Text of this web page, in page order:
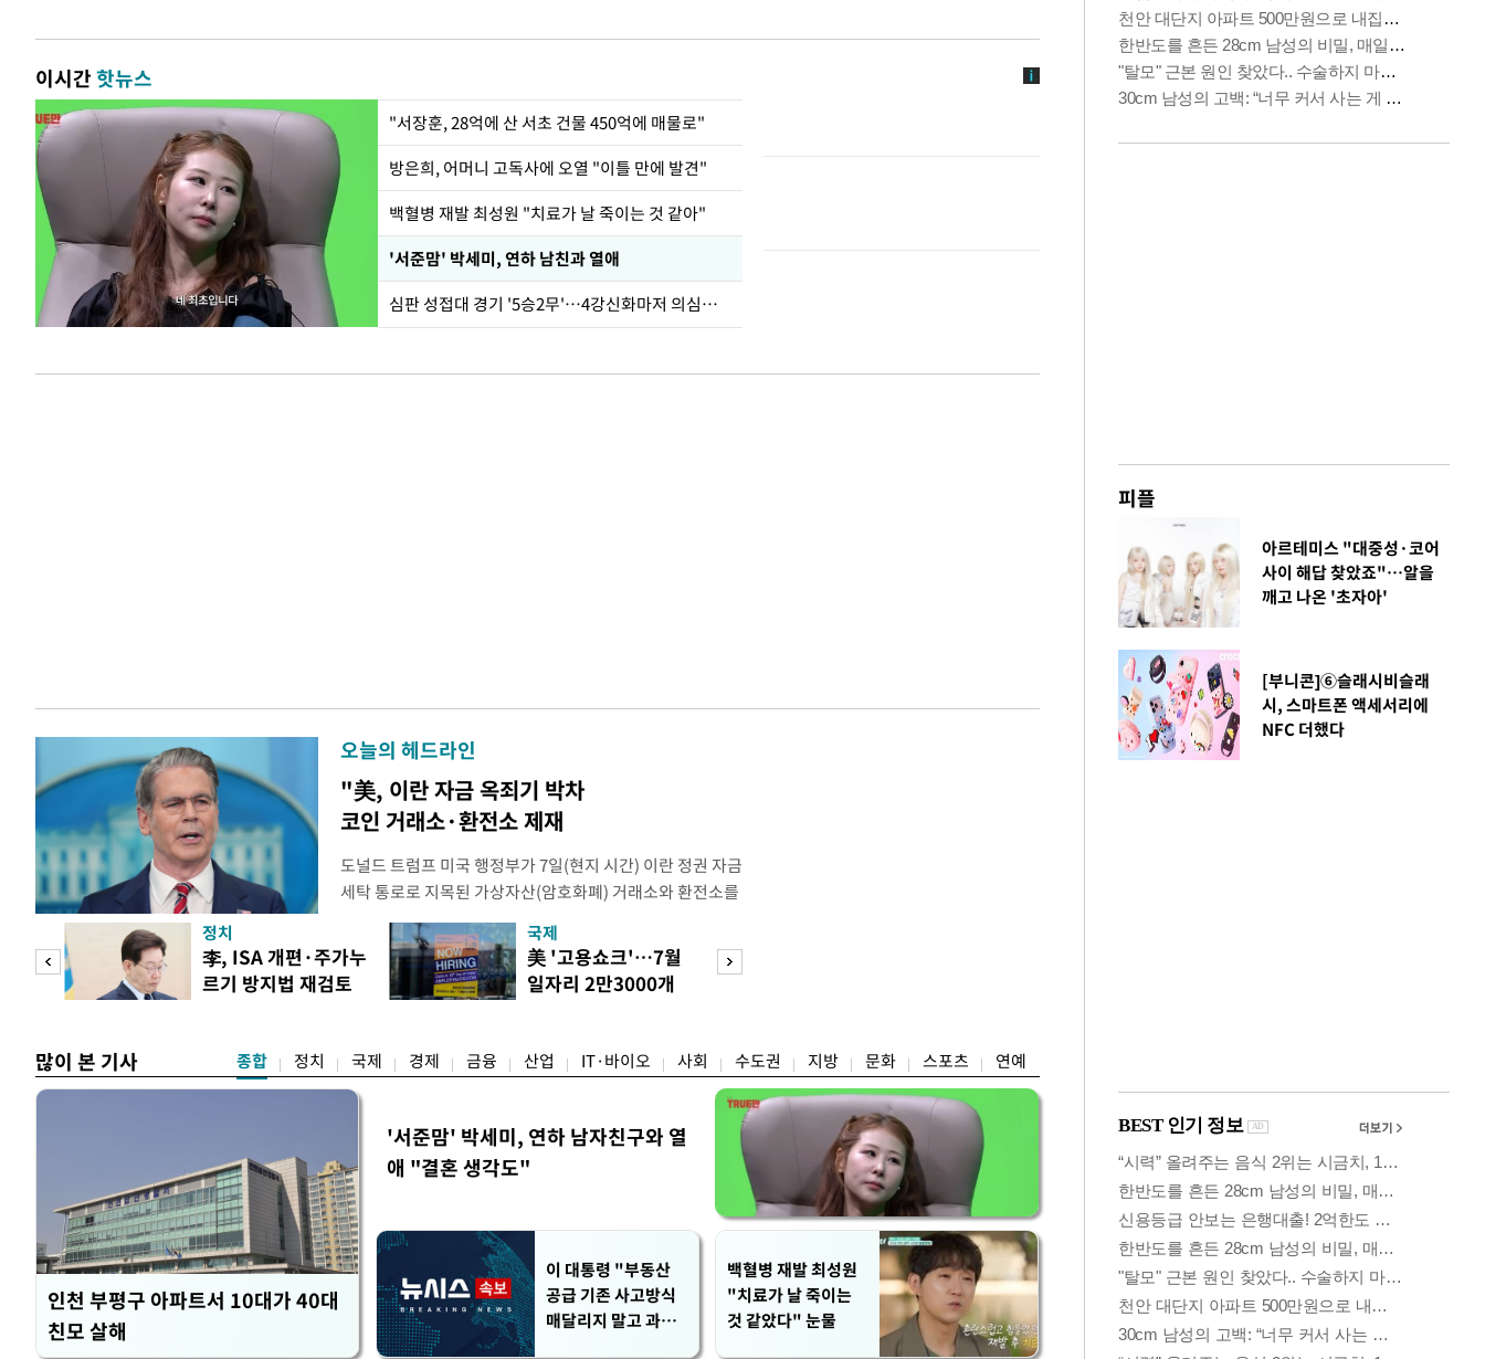
이시간핫뉴스
"서장훈, 28억에 산 서초 건물 450억에 매물로"
방은희, 어머니 고독사에 오열 "이틀 만에 발견"
백혈병 재발 최성원 "치료가 날 죽이는 것 같아"
'서준맘' 박세미, 연하 남친과 열애
심판 성접대 경기 '5승2무'…4강신화마저 의심받아
오늘의 헤드라인
"美, 이란 자금 옥죄기 박차
코인 거래소·환전소 제재
도널드 트럼프 미국 행정부가 7일(현지 시간) 이란 정권 자금
세탁 통로로 지목된 가상자산(암호화폐) 거래소와 환전소를
무더기 제재했다. 미 재무부 해외자산통제국(OFAC)은 이날
이란혁명수비대(IRGC) 자금 조달에 이용된 디지털 자산 거
래소와, 이란의 해외 석유 판매 대금 회수에 동원된 환전 네
트워크를 각각 제재한다고 밝혔다. 동유럽 조지아
정치
李, ISA 개편·주가누
르기 방지법 재검토
국제
美 '고용쇼크'…7월
일자리 2만3000개
많이 본 기사 종합 정치 국제 경제 금융 산업 IT·바이오 사회 수도권 지방 문화 스포츠 연예
인천 부평구 아파트서 10대가 40대
친모 살해
'서준맘' 박세미, 연하 남자친구와 열
애 "결혼 생각도"
이 대통령 "부동산
공급 기존 사고방식
매달리지 말고 과감
백혈병 재발 최성원
"치료가 날 죽이는
것 같았다" 눈물
피플
아르테미스 "대중성·코어
사이 해답 찾았죠"…알을
깨고 나온 '초자아'
[부니콘]⑥슬래시비슬래
시, 스마트폰 액세서리에
NFC 더했다